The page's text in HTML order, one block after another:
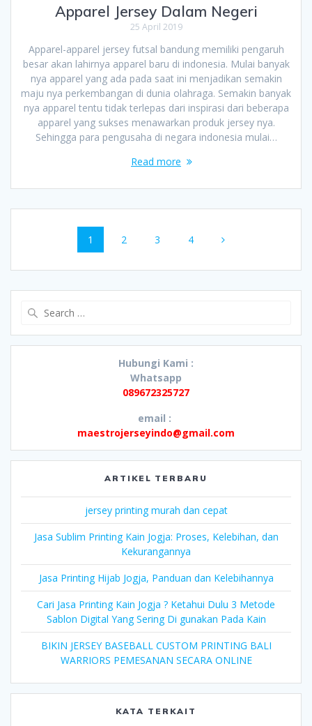
Apparel Jersey Dalam Negeri
25 April 2019
Apparel-apparel jersey futsal bandung memiliki pengaruh
besar akan lahirnya apparel baru di indonesia. Mulai banyak
nya apparel yang ada pada saat ini menjadikan semakin
maju nya perkembangan di dunia olahraga. Semakin banyak
nya apparel tentu tidak terlepas dari inspirasi dari beberapa
apparel yang sukses menawarkan produk jersey nya.
Sehingga para pengusaha di negara indonesia mulai…
Read more
navigation
Page
1 Page
2 Page
3 Page
4
Hubungi Kami :
Whatsapp
089672325727
email :
maestrojerseyindo@gmail.com
ARTIKEL TERBARU
jersey printing murah dan cepat
Jasa Sublim Printing Kain Jogja: Proses, Kelebihan, dan
Kekurangannya
Jasa Printing Hijab Jogja, Panduan dan Kelebihannya
Cari Jasa Printing Kain Jogja ? Ketahui Dulu 3 Metode
Sablon Digital Yang Sering Di gunakan Pada Kain
BIKIN JERSEY BASEBALL CUSTOM PRINTING BALI
WARRIORS PEMESANAN SECARA ONLINE
KATA TERKAIT